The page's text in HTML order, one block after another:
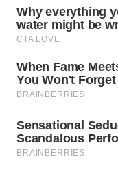
WN
WN
WN
DEPOK